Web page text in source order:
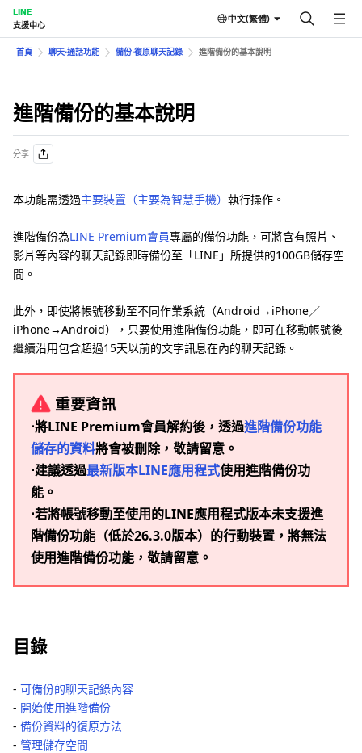
LINE
支援中心
中文(繁體)
首頁 聊天⋅通話功能 備份⋅復原聊天記錄 進階備份的基本說明
進階備份的基本說明
分享
本功能需透過主要裝置（主要為智慧手機） 執行操作。
進階備份為LINE Premium會員專屬的備份功能，可將含有照片、
影片等內容的聊天記錄即時備份至「LINE」所提供的100GB儲存空
間。
此外，即使將帳號移動至不同作業系統（Android→iPhone／
iPhone→Android），只要使用進階備份功能，即可在移動帳號後
繼續沿用包含超過15天以前的文字訊息在內的聊天記錄。
重要資訊
⋅將LINE Premium會員解約後，透過進階備份功能
儲存的資料將會被刪除，敬請留意。
⋅建議透過最新版本LINE應用程式使用進階備份功
能。
⋅若將帳號移動至使用的LINE應用程式版本未支援進
階備份功能（低於26.3.0版本）的行動裝置，將無法
使用進階備份功能，敬請留意。
目錄
‐ 可備份的聊天記錄內容
‐ 開始使用進階備份
‐ 備份資料的復原方法
‐ 管理儲存空間